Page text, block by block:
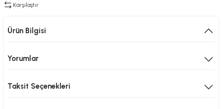
Karşılaştır
Ürün Bilgisi
Yorumlar
Taksit Seçenekleri